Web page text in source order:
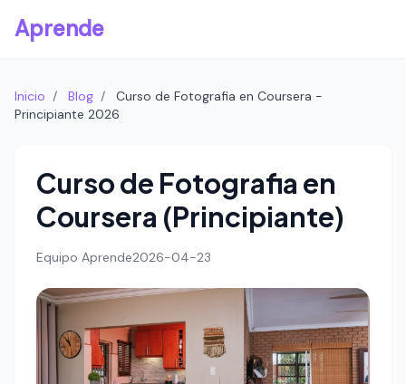
Aprende
Inicio / Blog /
Curso de Fotografia en Coursera -
Principiante 2026
Curso de Fotografia en
Coursera (Principiante)
Equipo Aprende2026-04-23